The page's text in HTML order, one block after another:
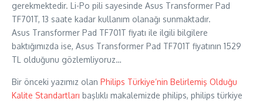
gerekmektedir. Li-Po pili sayesinde Asus Transformer Pad
TF701T, 13 saate kadar kullanım olanağı sunmaktadır.
Asus Transformer Pad TF701T fiyatı ile ilgili bilgilere
baktığımızda ise, Asus Transformer Pad TF701T fiyatının 1529
TL olduğunu gözlemliyoruz…
Bir önceki yazımız olan Philips Türkiye’nin Belirlemiş Olduğu
Kalite Standartları başlıklı makalemizde philips, philips türkiye